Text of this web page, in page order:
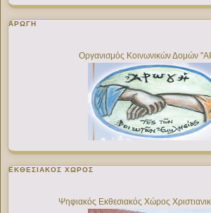
ΑΡΩΓΗ
Οργανισμός Κοινωνικών Δομών
ΕΚΘΕΣΙΑΚΌΣ ΧΏΡΟΣ
Ψηφιακός Εκθεσιακός Χώρος